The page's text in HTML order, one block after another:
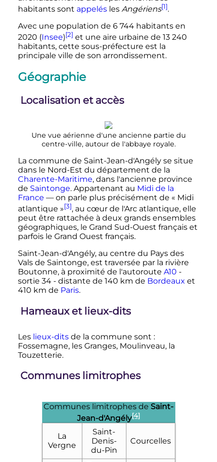
habitants sont appelésles Angériens[1].
Avec une population de 6 744 habitantsen
2020 (Insee)[2] et une aire urbaine de 13 240
habitants, cette sous-préfecture est la
principale ville de son arrondissement.
Géographie
Localisation et accès
Une vue aérienne d'une ancienne partie du
centre-ville, autour de l'abbaye royale.
La commune de Saint-Jean-d'Angély se situe
dans le Nord-Est du département de la
Charente-Maritime, dans l'ancienne province
de Saintonge. Appartenant au Midi de la
France — on parle plus précisément de « Midi
atlantique »[3], au cœur de l'Arc atlantique, elle
peut être rattachée à deux grands ensembles
géographiques, le Grand Sud-Ouest français et
parfois le Grand Ouest français.
Saint-Jean-d'Angély, au centre du Pays des
Vals de Saintonge, est traversée par la rivière
Boutonne, à proximité de l'autoroute A10 -
sortie 34 - distante de 140 km de Bordeaux et
410 km de Paris.
Hameaux et lieux-dits
Les lieux-ditsde la commune sont :
Fossemagne, les Granges, Moulinveau, la
Touzetterie.
Communes limitrophes
Communes limitrophes de Saint-
Jean-d'Angély[4]
La
Vergne
Saint-
Denis-
du-Pin
Courcelles